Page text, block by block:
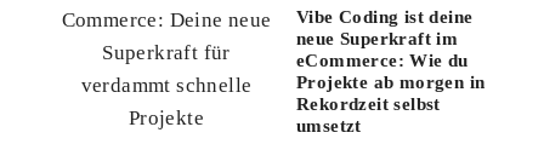
Vibe Coding ist deine
neue Superkraft im
eCommerce: Wie du
Projekte ab morgen in
Rekordzeit selbst
umsetzt